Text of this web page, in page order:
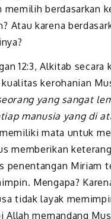
memilih berdasarkan
Atau karena
12:3, Alkitab secara
kerohanian
yang sangat
manusia yang di
mata untuk
memberikan
penentangan Miriam
Mengapa?
tidak layak
Allah memandang